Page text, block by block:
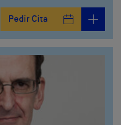
Pedir Cita